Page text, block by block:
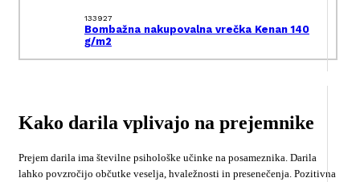
133927
Bombažna nakupovalna vrečka Kenan 140
g/m2
Kako darila vplivajo na prejemnike
Prejem darila ima številne psihološke učinke na posameznika. Darila
lahko povzročijo občutke veselja, hvaležnosti in presenečenja. Pozitivna